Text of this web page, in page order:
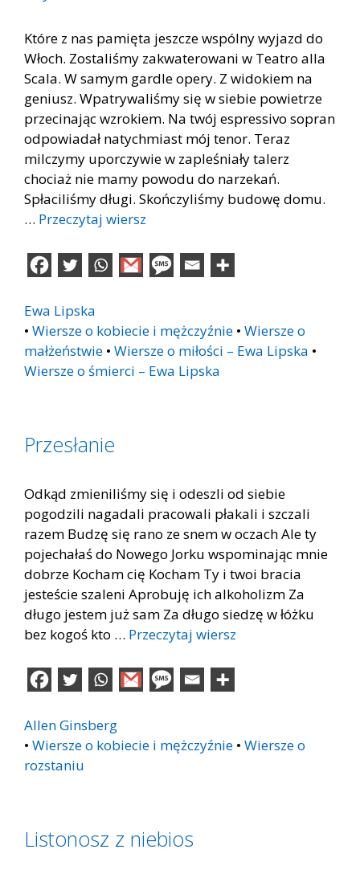
Które z nas pamięta jeszcze wspólny wyjazd do
Włoch. Zostaliśmy zakwaterowani w Teatro alla
Scala. W samym gardle opery. Z widokiem na
geniusz. Wpatrywaliśmy się w siebie powietrze
przecinając wzrokiem. Na twój espressivo sopran
odpowiadał natychmiast mój tenor. Teraz
milczymy uporczywie w zapleśniały talerz
chociaż nie mamy powodu do narzekań.
Spłaciliśmy długi. Skończyliśmy budowę domu.
… Przeczytaj wiersz
Ewa Lipska
• Wiersze o kobiecie i mężczyźnie • Wiersze o
małżeństwie • Wiersze o miłości – Ewa Lipska •
Wiersze o śmierci – Ewa Lipska
Przesłanie
Odkąd zmieniliśmy się i odeszli od siebie
pogodzili nagadali pracowali płakali i szczali
razem Budzę się rano ze snem w oczach Ale ty
pojechałaś do Nowego Jorku wspominając mnie
dobrze Kocham cię Kocham Ty i twoi bracia
jesteście szaleni Aprobuję ich alkoholizm Za
długo jestem już sam Za długo siedzę w łóżku
bez kogoś kto … Przeczytaj wiersz
Allen Ginsberg
• Wiersze o kobiecie i mężczyźnie • Wiersze o
rozstaniu
Listonosz z niebios